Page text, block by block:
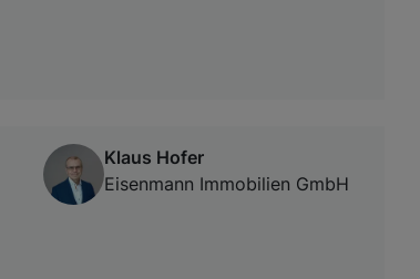
Klaus Hofer
Eisenmann Immobilien GmbH